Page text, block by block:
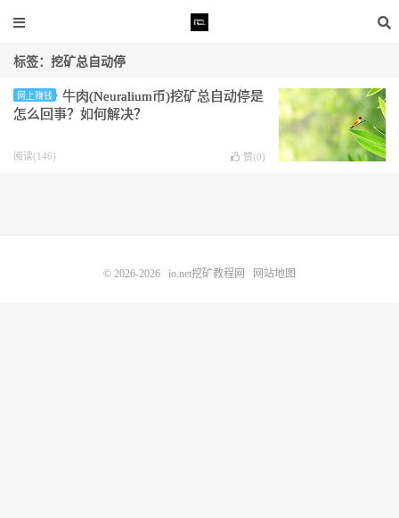
标签：挖矿总自动停
网上赚钱
牛肉(Neuralium币)挖矿总自动停是
怎么回事？如何解决？
阅读(146) 赞(0)
© 2026-2026 io.net挖矿教程网 网站地图